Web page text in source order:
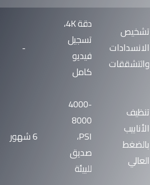
تشخيص
الانسدادات
والتشققات
دقة 4K،
تسجيل
فيديو
كامل
تنظيف
الأنابيب
بالضغط
العالي
4000-
8000
PSI،
صديق
للبيئة